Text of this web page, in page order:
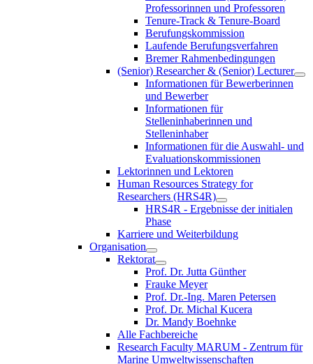
Professorinnen und Professoren
Tenure-Track & Tenure-Board
Berufungskommission
Laufende Berufungsverfahren
Bremer Rahmenbedingungen
(Senior) Researcher & (Senior) Lecturer
Informationen für Bewerberinnen
und Bewerber
Informationen für
Stelleninhaberinnen und
Stelleninhaber
Informationen für die Auswahl- und
Evaluationskommissionen
Lektorinnen und Lektoren
Human Resources Strategy for
Researchers (HRS4R)
HRS4R - Ergebnisse der initialen
Phase
Karriere und Weiterbildung
Organisation
Rektorat
Prof. Dr. Jutta Günther
Frauke Meyer
Prof. Dr.-Ing. Maren Petersen
Prof. Dr. Michal Kucera
Dr. Mandy Boehnke
Alle Fachbereiche
Research Faculty MARUM - Zentrum für
Marine Umweltwissenschaften